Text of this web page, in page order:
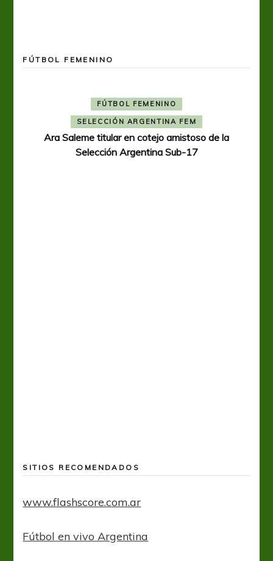
FÚTBOL FEMENINO
FÚTBOL FEMENINO
SELECCIÓN ARGENTINA FEM
Ara Saleme titular en cotejo amistoso de la
Selección Argentina Sub-17
SITIOS RECOMENDADOS
www.flashscore.com.ar
Fútbol en vivo Argentina